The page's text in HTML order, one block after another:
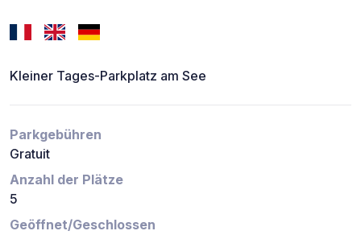
Kleiner Tages-Parkplatz am See
Parkgebühren
Gratuit
Anzahl der Plätze
5
Geöffnet/Geschlossen